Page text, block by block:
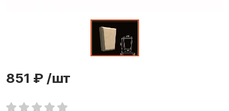
851 ₽ /шт